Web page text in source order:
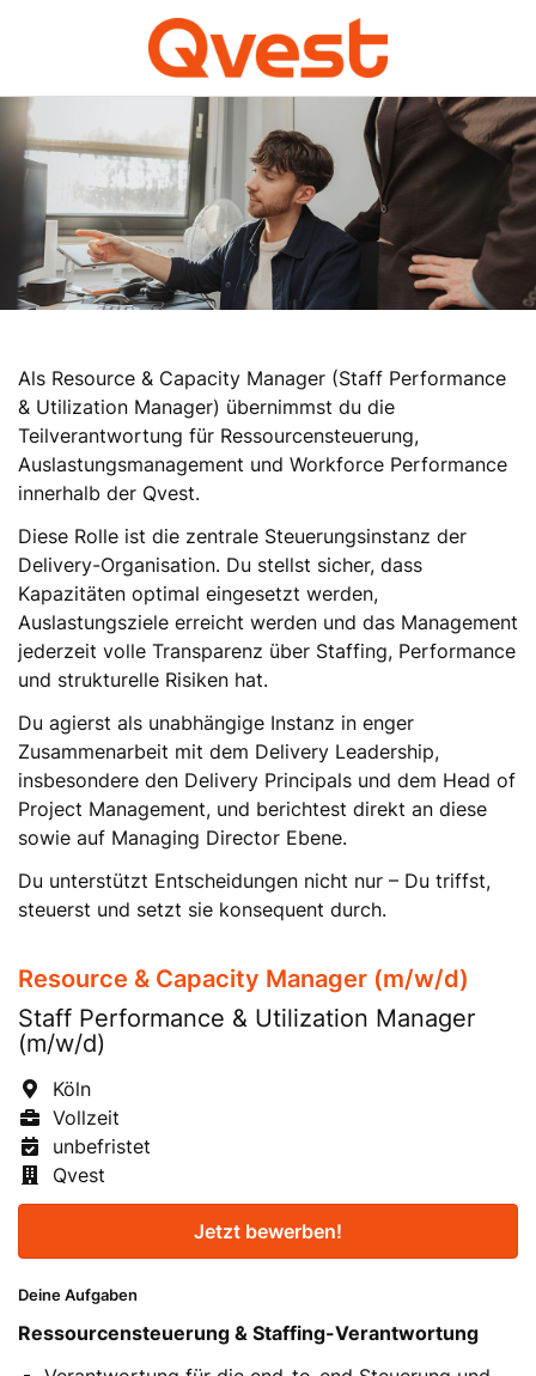
Resource & Capacity Manager (m/w/d)
Staff Performance & Utilization Manager
(m/w/d)
Köln
Vollzeit
unbefristet
Qvest
Jetzt bewerben!
Als Resource & Capacity Manager (Staff Performance
& Utilization Manager) übernimmst du die
Teilverantwortung für Ressourcensteuerung,
Auslastungsmanagement und Workforce Performance
innerhalb der Qvest.
Diese Rolle ist die zentrale Steuerungsinstanz der
Delivery-Organisation. Du stellst sicher, dass
Kapazitäten optimal eingesetzt werden,
Auslastungsziele erreicht werden und das Management
jederzeit volle Transparenz über Staffing, Performance
und strukturelle Risiken hat.
Du agierst als unabhängige Instanz in enger
Zusammenarbeit mit dem Delivery Leadership,
insbesondere den Delivery Principals und dem Head of
Project Management, und berichtest direkt an diese
sowie auf Managing Director Ebene.
Du unterstützt Entscheidungen nicht nur – Du triffst,
steuerst und setzt sie konsequent durch.
Deine Aufgaben
Ressourcensteuerung & Staffing-Verantwortung